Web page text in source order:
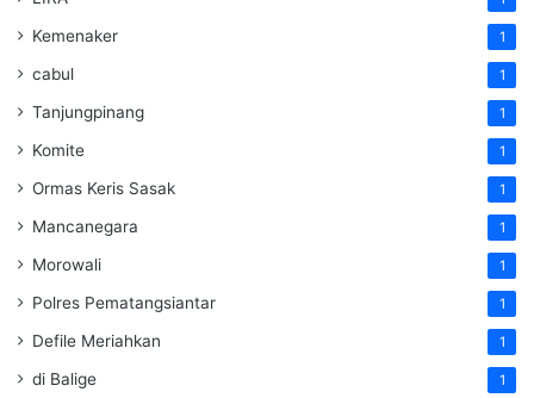
Kemenaker 1
cabul 1
Tanjungpinang 1
Komite 1
Ormas Keris Sasak 1
Mancanegara 1
Morowali 1
Polres Pematangsiantar 1
Defile Meriahkan 1
di Balige 1